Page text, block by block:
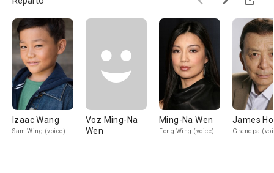
Izaac Wang
Sam Wing (voice)
Voz Ming-Na
Wen
Ming-Na Wen
Fong Wing (voice)
James
Grandpa